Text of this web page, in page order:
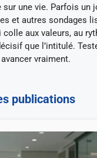
une vie. Parfois un
et autres sondages
aux valeurs, au
que l’intitulé.
vraiment.
publications